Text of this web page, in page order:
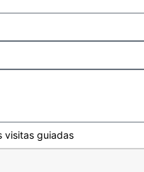
visitas guiadas